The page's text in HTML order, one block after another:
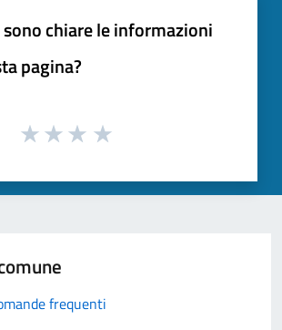
chiare le informazioni
pagina?
frequenti